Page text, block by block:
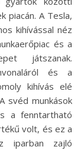
piacán. A Tesla,
kihívással néz
és a
játszanak.
és a
kihívás elé
svéd munkások
a fenntartható
volt, és ez a
iparban zajló